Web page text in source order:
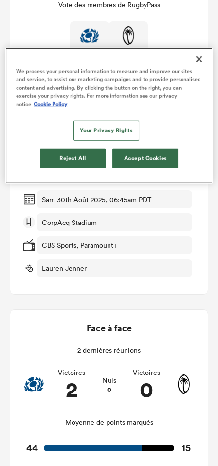
Vote des membres de RugbyPass
Détails du match
Scotland Women v Fiji Women
Sam 30th Août 2025, 06:45am PDT
CorpAcq Stadium
CBS Sports, Paramount+
Lauren Jenner
Face à face
2 dernières réunions
Victoires
2 Nuls
0
Victoires
0
Moyenne de points marqués
44 15
We process your personal information to measure and improve our sites
and service, to assist our marketing campaigns and to provide personalised
content and advertising. By clicking the button on the right, you can
exercise your privacy rights. For more information see our privacy
notice Cookie Policy
Your Privacy Rights
Reject All Accept Cookies